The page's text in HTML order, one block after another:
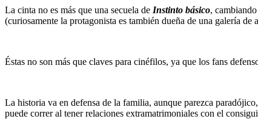
La cinta no es más que una secuela de Instinto básico,
(curiosamente la protagonista es también dueña de una galería
Éstas no son más que claves para cinéfilos, ya que los fans
La historia va en defensa de la familia, aunque parezca
puede correr al tener relaciones extramatrimoniales con el